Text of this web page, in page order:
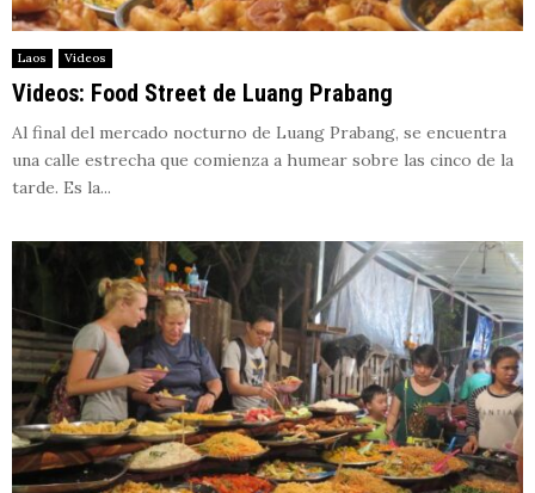
Laos Videos
Videos: Food Street de Luang Prabang
Al final del mercado nocturno de Luang Prabang, se encuentra
una calle estrecha que comienza a humear sobre las cinco de la
tarde. Es la...